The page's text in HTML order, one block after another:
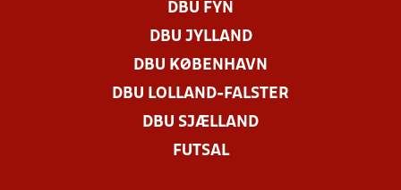
DBU FYN
DBU JYLLAND
DBU KØBENHAVN
DBU LOLLAND-FALSTER
DBU SJÆLLAND
FUTSAL